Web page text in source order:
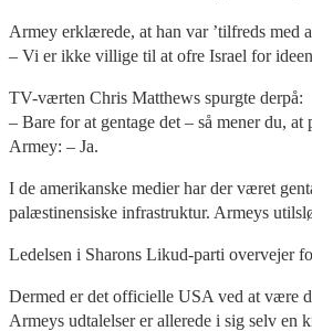
Armey erklærede, at han var ’tilfreds med
– Vi er ikke villige til at ofre Israel for
TV-værten Chris Matthews spurgte derpå:
– Bare for at gentage det – så mener du,
Armey: – Ja.
I de amerikanske medier har der været
palæstinensiske infrastruktur. Armeys
Ledelsen i Sharons Likud-parti overvejer
Dermed er det officielle USA ved at være
Armeys udtalelser er allerede i sig selv en